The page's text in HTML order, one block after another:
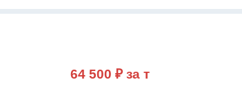
64 500 ₽ за т